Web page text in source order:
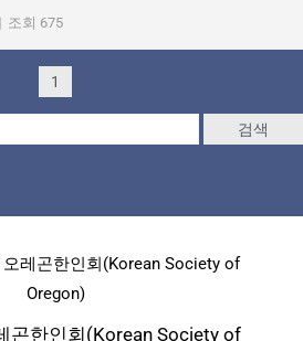
| 조회 675
1
검색
레곤한인회(Korean Society of
Oregon)
곤한인회(Korean Society of